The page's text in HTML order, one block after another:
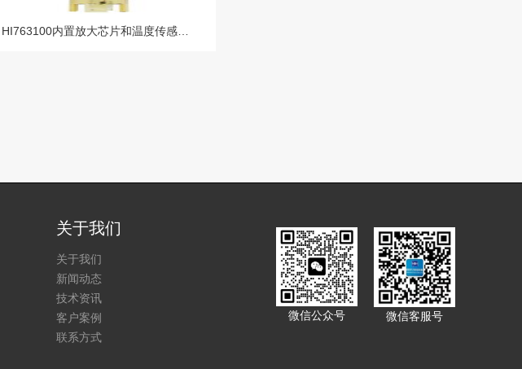
关于我们
关于我们
新闻动态
技术资讯
客户案例
联系方式
微信公众号 微信客服号